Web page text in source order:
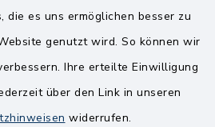
die es uns ermöglichen besser zu
genutzt wird. So können wir
Ihre erteilte Einwilligung
über den Link in unseren
widerrufen.